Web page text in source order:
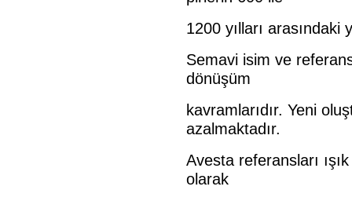
1200 yılları arasındaki
Semavi isim ve
dönüşüm
kavramlarıdır. Yeni
azalmaktadır.
Avesta referansları
olarak